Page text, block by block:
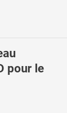
pour le